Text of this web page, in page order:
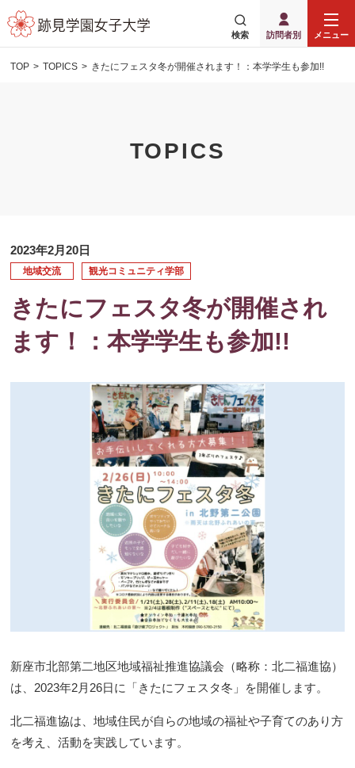
検索 訪問者別 メニュー
TOP TOPICS きたにフェスタ冬が開催されます！：本学学生も参加!!
TOPICS
2023年2月20日
地域交流 観光コミュニティ学部
きたにフェスタ冬が開催され
ます！：本学学生も参加!!
新座市北部第二地区地域福祉推進協議会（略称：北二福進協）
は、2023年2月26日に「きたにフェスタ冬」を開催します。
北二福進協は、地域住民が自らの地域の福祉や子育てのあり方
を考え、活動を実践しています。